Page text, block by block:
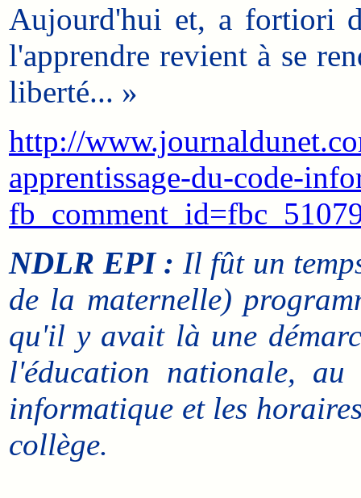
Aujourd'hui et, a fortiori
l'apprendre revient à se
liberté... »
http://
apprentissage-du-code-
NDLR EPI : Il fût un
de la maternelle)
qu'il y avait là une
l'éducation nationale,
informatique et les
collège.